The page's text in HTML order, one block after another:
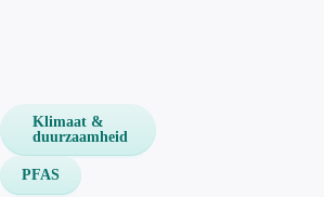
Klimaat &
duurzaamheid
PFAS